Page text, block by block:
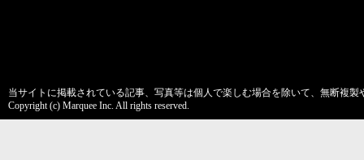
当サイトに掲載されている記事、写真等は個人で楽しむ場合を除いて、無断複
Copyright (c) Marquee Inc. All rights reserved.